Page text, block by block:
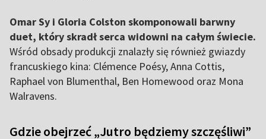
Omar Sy i Gloria Colston skomponowali barwny
duet, który skradł serca widowni na całym świecie.
Wśród obsady produkcji znalazły się również gwiazdy
francuskiego kina: Clémence Poésy, Anna Cottis,
Raphael von Blumenthal, Ben Homewood oraz Mona
Walravens.
Gdzie obejrzeć „Jutro będziemy szczęśliwi”